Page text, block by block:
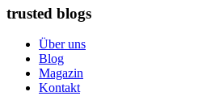
trusted blogs
Über uns
Blog
Magazin
Kontakt